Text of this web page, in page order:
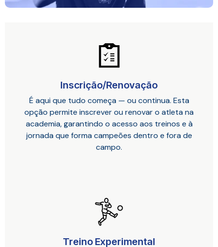
Inscrição/Renovação
É aqui que tudo começa — ou continua. Esta
opção permite inscrever ou renovar o atleta na
academia, garantindo o acesso aos treinos e à
jornada que forma campeões dentro e fora de
campo.
Treino Experimental